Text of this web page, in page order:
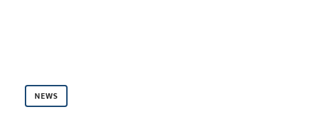
NEWS